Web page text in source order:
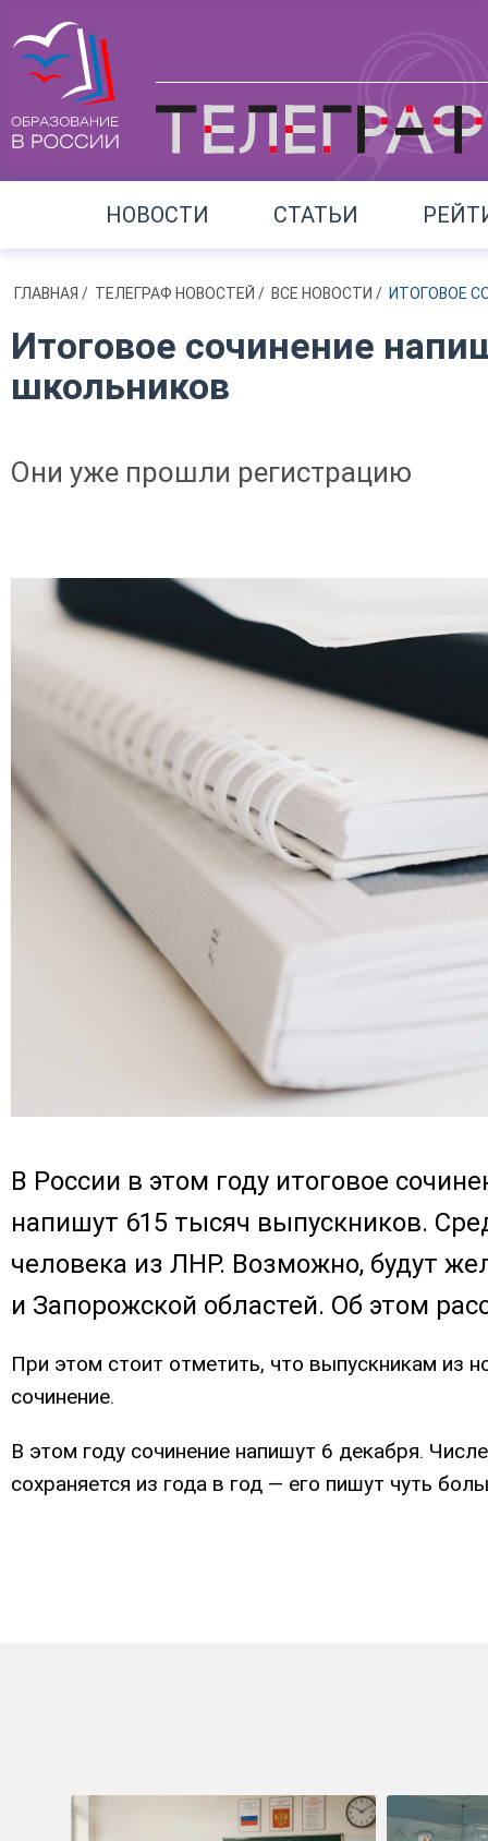
НОВОСТИ СТАТЬИ
ГЛАВНАЯ / ТЕЛЕГРАФ НОВОСТЕЙ / ВСЕ НОВОСТИ / ИТОГОВОЕ
Итоговое сочинение
школьников
Они уже прошли регистрацию
В России в этом году итоговое
напишут 615 тысяч выпускников.
человека из ЛНР. Возможно, будут
и Запорожской областей. Об этом
При этом стоит отметить, что выпускникам из
сочинение.
В этом году сочинение напишут 6 декабря.
сохраняется из года в год — его пишут чуть